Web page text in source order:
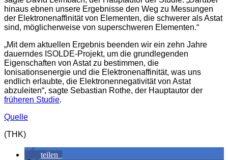
hinaus ebnen unsere Ergebnisse den Weg zu Messungen
der Elektronenaffinität von Elementen, die schwerer als Astat
sind, möglicherweise von superschweren Elementen.“
„Mit dem aktuellen Ergebnis beenden wir ein zehn Jahre
dauerndes ISOLDE-Projekt, um die grundlegenden
Eigenschaften von Astat zu bestimmen, die
Ionisationsenergie und die Elektronenaffinität, was uns
endlich erlaubte, die Elektronennegativität von Astat
abzuleiten“, sagte Sebastian Rothe, der Hauptautor der
früheren Studie.
Quelle
(THK)
teilen